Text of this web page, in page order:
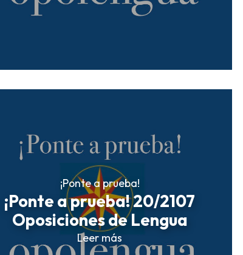
¡Ponte a prueba!
¡Ponte a prueba! 20/2107
Oposiciones de Lengua
Leer más